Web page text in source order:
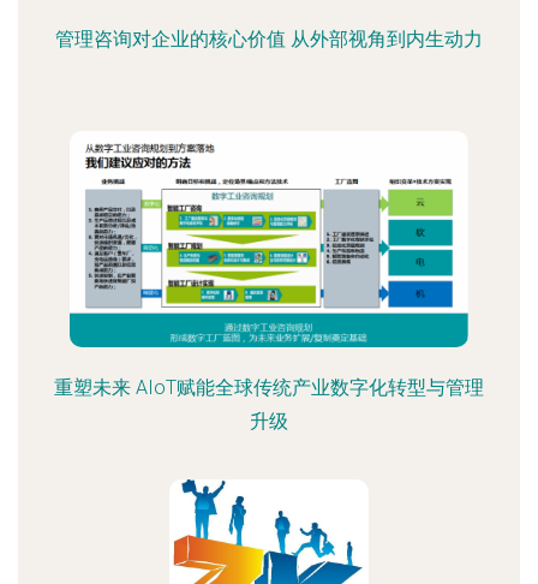
管理咨询对企业的核心价值 从外部视角到内生动力
重塑未来 AIoT赋能全球传统产业数字化转型与管理
升级